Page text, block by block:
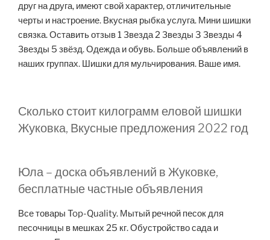
друг на друга, имеют свой характер, отличительные
черты и настроение. Вкусная рыбка услуга. Мини шишки
связка. Оставить отзыв 1 Звезда 2 Звезды 3 Звезды 4
Звезды 5 звёзд. Одежда и обувь. Больше объявлений в
наших группах. Шишки для мульчирования. Ваше имя.
Сколько стоит килограмм еловой шишки
Жуковка, Вкусные предложения 2022 год
Юла – доска объявлений в Жуковке,
бесплатные частные объявления
Все товары Top-Quality. Мытый речной песок для
песочницы в мешках 25 кг. Обустройство сада и